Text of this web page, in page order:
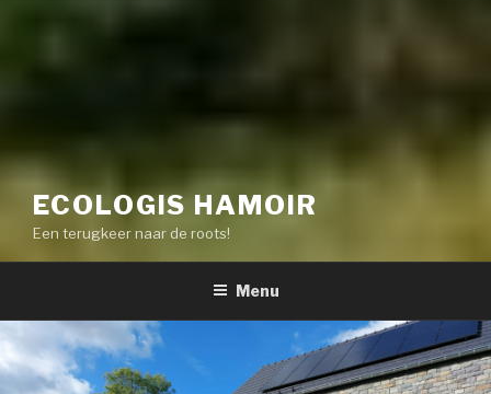
ECOLOGIS HAMOIR
Een terugkeer naar de roots!
Menu